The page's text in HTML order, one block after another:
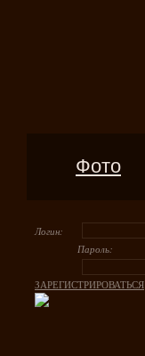
Фото
Логин:
Пароль:
ЗАРЕГИСТРИРОВАТЬСЯ